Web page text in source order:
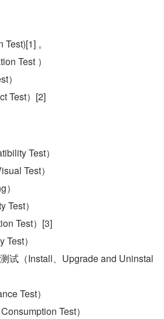
。
Test ）
）
Test）[2]
Test）
Test）
Test）
Test）[3]
）
试（Install、Upgrade and Uninstal
Test）
Test）